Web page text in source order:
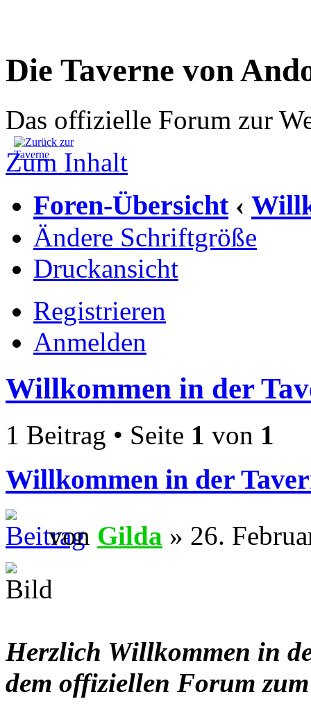
Die Taverne von
Das offizielle Forum zur
Zum Inhalt
Foren-Übersicht ‹
Ändere Schriftgröße
Druckansicht
Registrieren
Anmelden
Willkommen in der
1 Beitrag • Seite 1 von 1
Willkommen in der
von Gilda » 26.
Herzlich Willkommen in
dem offiziellen Forum